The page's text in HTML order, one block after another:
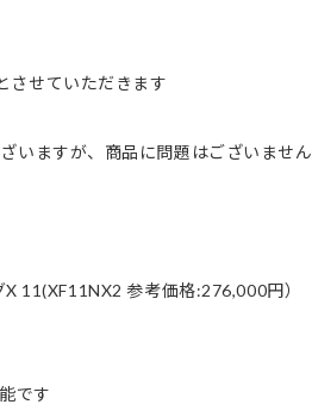
させていただきます
いますが、商品に問題はございません
11(XF11NX2 参考価格:276,000円）
です